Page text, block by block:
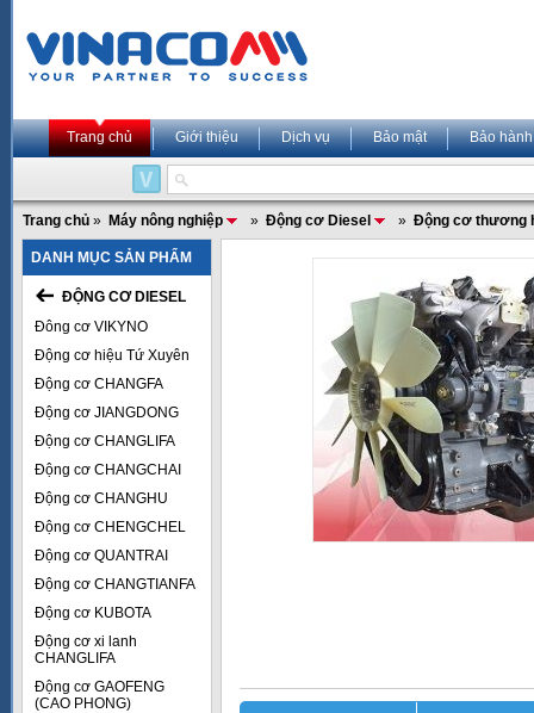
Trang chủ Giới thiệu Dịch vụ Bảo mật Bảo hành
Trang chủ » Máy nông nghiệp » Động cơ Diesel » Động cơ thương
DANH MỤC SẢN PHẨM
ĐỘNG CƠ DIESEL
Đông cơ VIKYNO
Động cơ hiệu Tứ Xuyên
Động cơ CHANGFA
Động cơ JIANGDONG
Động cơ CHANGLIFA
Động cơ CHANGCHAI
Động cơ CHANGHU
Động cơ CHENGCHEL
Động cơ QUANTRAI
Động cơ CHANGTIANFA
Động cơ KUBOTA
Động cơ xi lanh
CHANGLIFA
Động cơ GAOFENG
(CAO PHONG)